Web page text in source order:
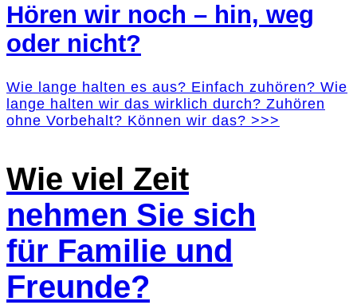
Hören wir noch – hin, weg
oder nicht?
Wie lange halten es aus? Einfach zuhören? Wie
lange halten wir das wirklich durch? Zuhören
ohne Vorbehalt? Können wir das? >>>
Wie viel Zeit
nehmen Sie sich
für Familie und
Freunde?